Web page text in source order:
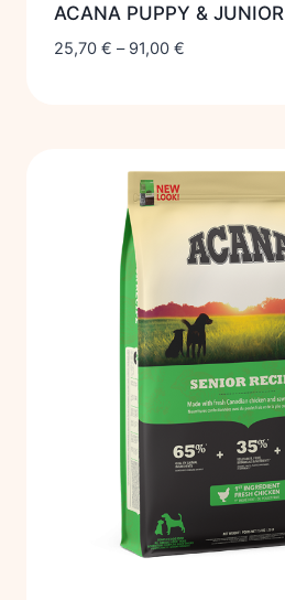
ACANA PUPPY & JUNIOR
25,70 € – 91,00 €